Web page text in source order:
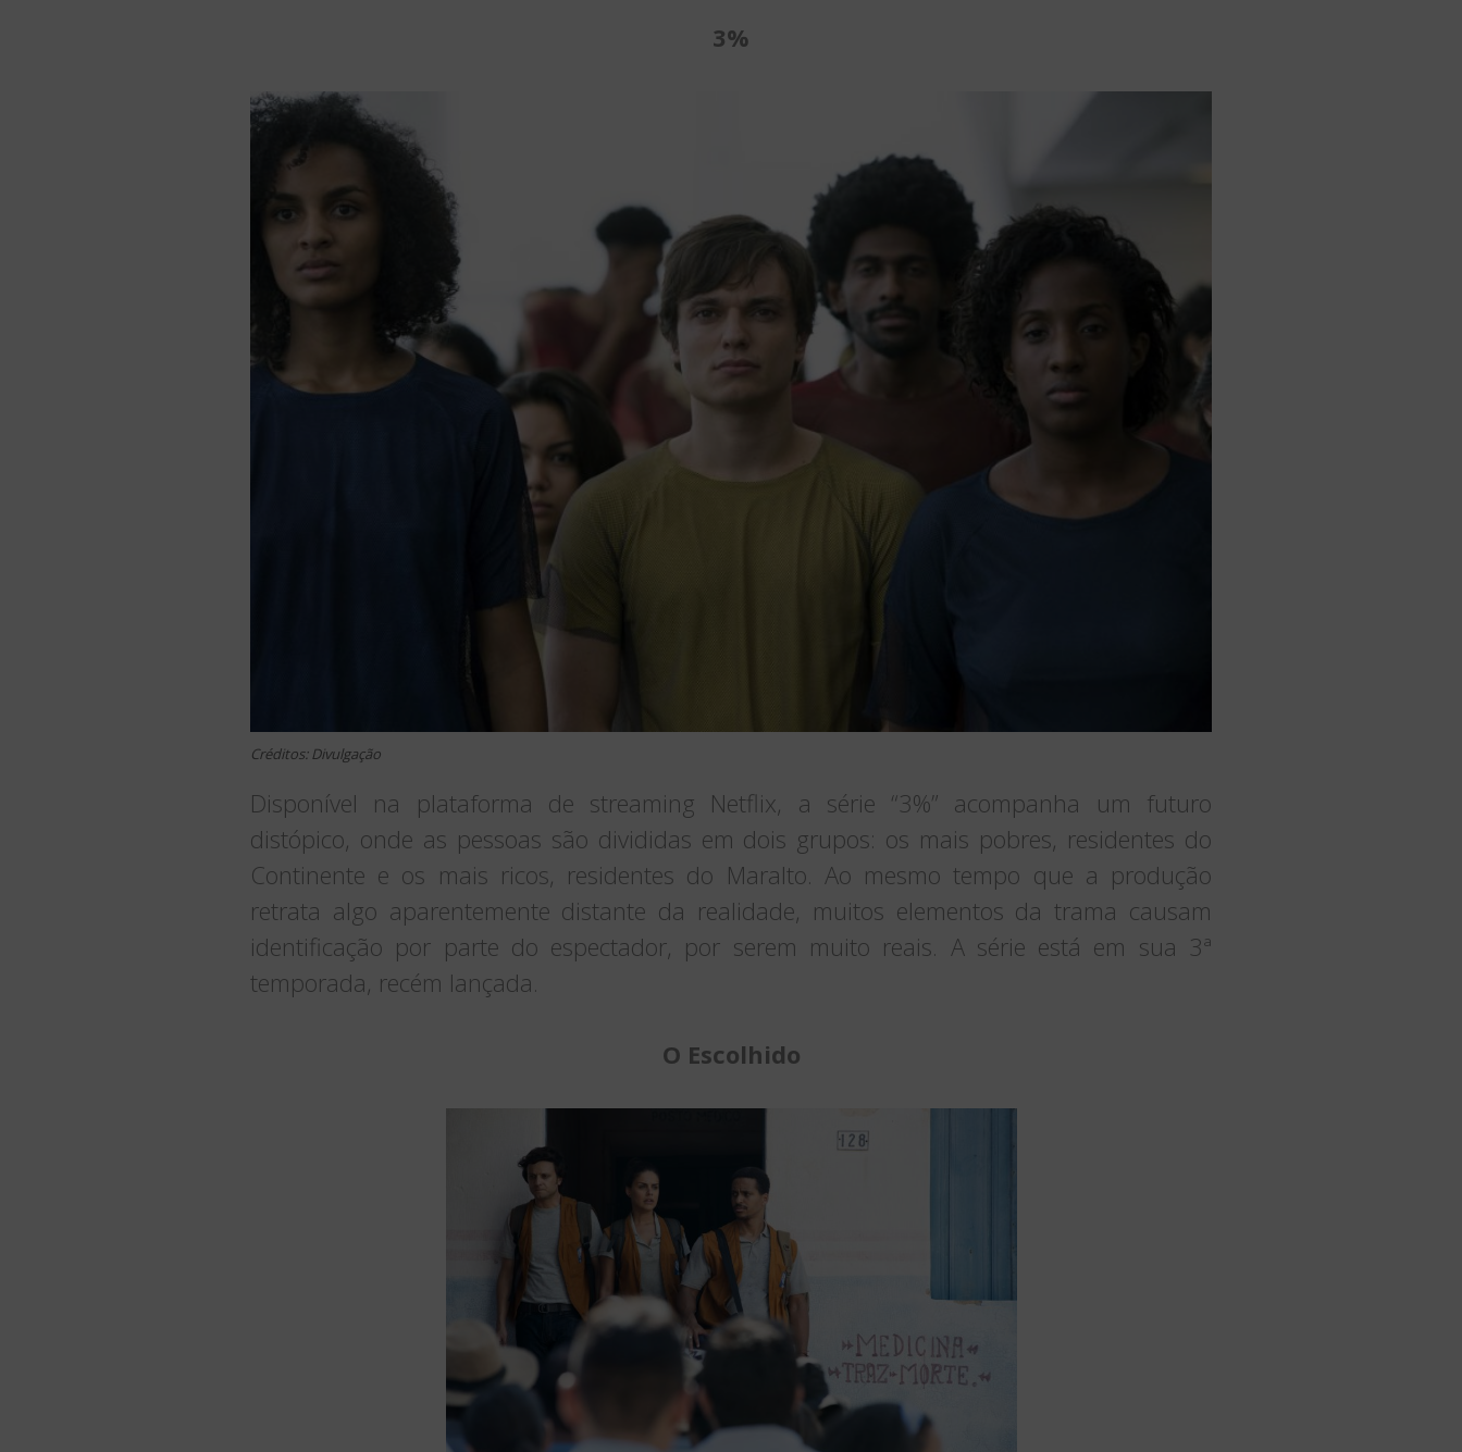
3%
Créditos: Divulgação
Disponível na plataforma de streaming Netflix, a série “3%” acompanha um futuro
distópico, onde as pessoas são divididas em dois grupos: os mais pobres, residentes do
Continente e os mais ricos, residentes do Maralto. Ao mesmo tempo que a produção
retrata algo aparentemente distante da realidade, muitos elementos da trama causam
identificação por parte do espectador, por serem muito reais. A série está em sua 3ª
temporada, recém lançada.
O Escolhido